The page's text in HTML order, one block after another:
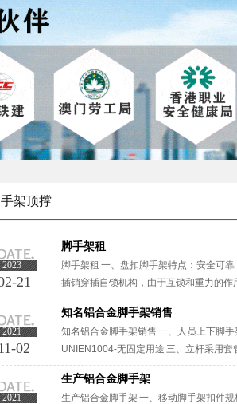
架顶撑
2023
21
脚手架租
脚手架租 一、盘扣脚手架特点：安全可
插销穿插自锁机构，由于互锁和重力的
正步距、纵距、横距及立杆的垂直度。 三
2021
02
知名铝合金脚手架销售
知名铝合金脚手架销售 一、人员上下脚
UNIEN1004-无固定用途 三、立杆采用
成结构几何不变体系的钢管支架。知名铝
2021
生产铝合金脚手架
生产铝合金脚手架 一、移动脚手架扣件